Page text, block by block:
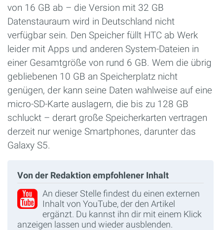
von 16 GB ab – die Version mit 32 GB
Datenstauraum wird in Deutschland nicht
verfügbar sein. Den Speicher füllt HTC ab Werk
leider mit Apps und anderen System-Dateien in
einer Gesamtgröße von rund 6 GB. Wem die übrig
gebliebenen 10 GB an Speicherplatz nicht
genügen, der kann seine Daten wahlweise auf eine
micro-SD-Karte auslagern, die bis zu 128 GB
schluckt – derart große Speicherkarten vertragen
derzeit nur wenige Smartphones, darunter das
Galaxy S5.
Von der Redaktion empfohlener Inhalt
An dieser Stelle findest du einen externen
Inhalt von YouTube, der den Artikel
ergänzt. Du kannst ihn dir mit einem Klick
anzeigen lassen und wieder ausblenden.